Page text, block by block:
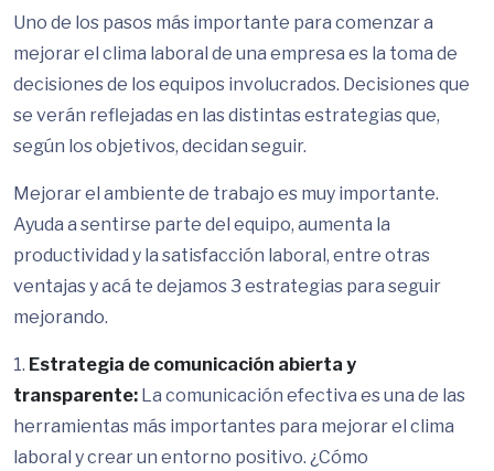
Uno de los pasos más importante para comenzar a
mejorar el clima laboral de una empresa es la toma de
decisiones de los equipos involucrados. Decisiones que
se verán reflejadas en las distintas estrategias que,
según los objetivos, decidan seguir.
Mejorar el ambiente de trabajo es muy importante.
Ayuda a sentirse parte del equipo, aumenta la
productividad y la satisfacción laboral, entre otras
ventajas y acá te dejamos 3 estrategias para seguir
mejorando.
1. Estrategia de comunicación abierta y
transparente: La comunicación efectiva es una de las
herramientas más importantes para mejorar el clima
laboral y crear un entorno positivo. ¿Cómo